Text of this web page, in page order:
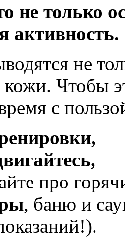
не только
активность.
не
кожи. Чтобы
с
про
, баню и